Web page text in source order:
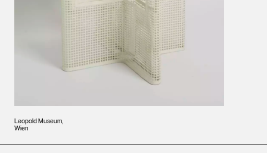
Leopold Museum,
Wien